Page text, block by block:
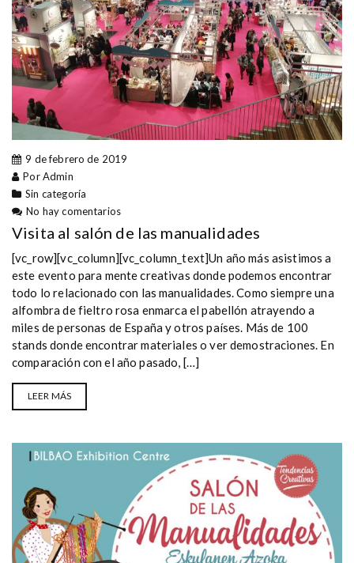
9 de febrero de 2019
Por Admin
Sin categoría
No hay comentarios
Visita al salón de las manualidades
[vc_row][vc_column][vc_column_text]Un año más asistimos a
este evento para mente creativas donde podemos encontrar
todo lo relacionado con las manualidades. Como siempre una
alfombra de fieltro rosa enmarca el pabellón atrayendo a
miles de personas de España y otros países. Más de 100
stands donde encontrar materiales o ver demostraciones. En
comparación con el año pasado, […]
LEER MÁS